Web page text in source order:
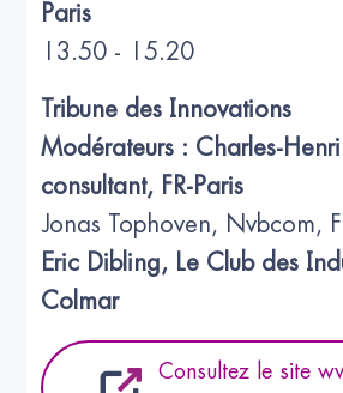
Paris
13.50 - 15.20
Tribune des Innovations
Modérateurs : Charles-
consultant, FR-Paris
Jonas Tophoven, Nvbcom,
Eric Dibling, Le Club des
Colmar
Consultez le site